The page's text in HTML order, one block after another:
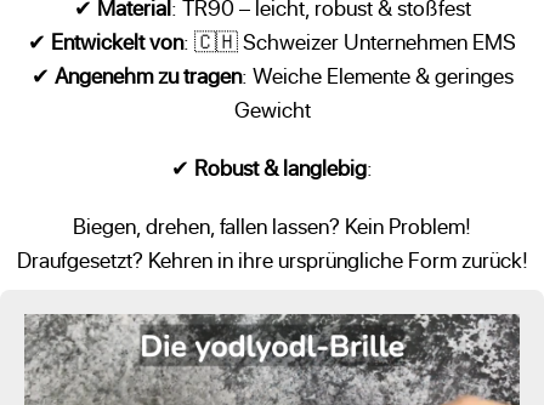
✔ Material : TR90 – leicht, robust & stoßfest
✔ Entwickelt von: 🇨🇭 Schweizer Unternehmen EMS
✔ Angenehm zu tragen: Weiche Elemente & geringes
Gewicht
✔ Robust & langlebig:
Biegen, drehen, fallen lassen? Kein Problem!
Draufgesetzt? Kehren in ihre ursprüngliche Form zurück!